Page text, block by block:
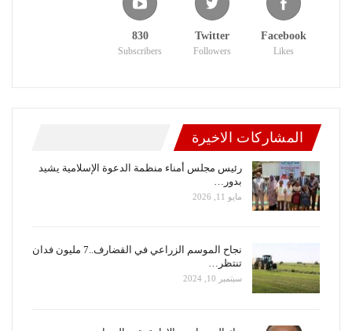
Facebook
Likes
Twitter
Followers
830
Subscribers
المشاركات الاخيرة
رئيس مجلس أمناء منظمة الدعوة الإسلامية يشيد
بدور…
مايو 11, 2026
نجاح الموسم الزراعي في القضارف..7 مليون فدان
تنتظر…
سبتمبر 10, 2024